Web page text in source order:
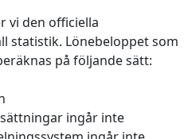
vi den officiella
statistik. Lönebeloppet som
på följande sätt:
ingår inte